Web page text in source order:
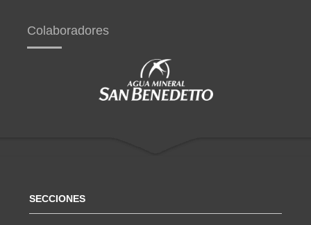
Colaboradores
SECCIONES